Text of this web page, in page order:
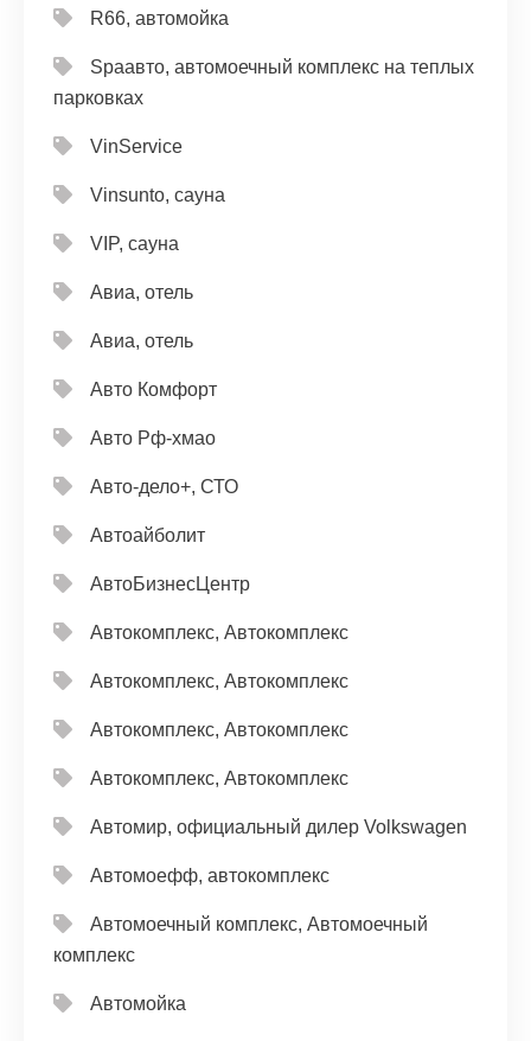
R66, автомойка
Spaавто, автомоечный комплекс на теплых
парковках
VinService
Vinsunto, сауна
VIP, сауна
Авиа, отель
Авиа, отель
Авто Комфорт
Авто Рф-хмао
Авто-дело+, СТО
Автоайболит
АвтоБизнесЦентр
Автокомплекс, Автокомплекс
Автокомплекс, Автокомплекс
Автокомплекс, Автокомплекс
Автокомплекс, Автокомплекс
Автомир, официальный дилер Volkswagen
Автомоефф, автокомплекс
Автомоечный комплекс, Автомоечный
комплекс
Автомойка